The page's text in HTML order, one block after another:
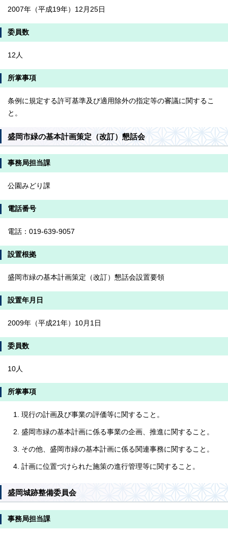
2007年（平成19年）12月25日
委員数
12人
所掌事項
条例に規定する許可基準及び適用除外の指定等の審議に関するこ
と。
盛岡市緑の基本計画策定（改訂）懇話会
事務局担当課
公園みどり課
電話番号
電話：019-639-9057
設置根拠
盛岡市緑の基本計画策定（改訂）懇話会設置要領
設置年月日
2009年（平成21年）10月1日
委員数
10人
所掌事項
現行の計画及び事業の評価等に関すること。
盛岡市緑の基本計画に係る事業の企画、推進に関すること。
その他、盛岡市緑の基本計画に係る関連事務に関すること。
計画に位置づけられた施策の進行管理等に関すること。
盛岡城跡整備委員会
事務局担当課